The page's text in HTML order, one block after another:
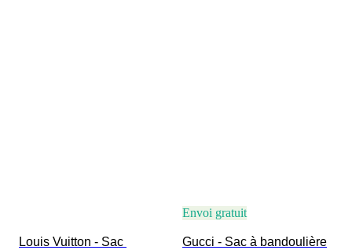
Louis Vuitton - Sac
Envoi gratuit
Gucci - Sac à bandoulière